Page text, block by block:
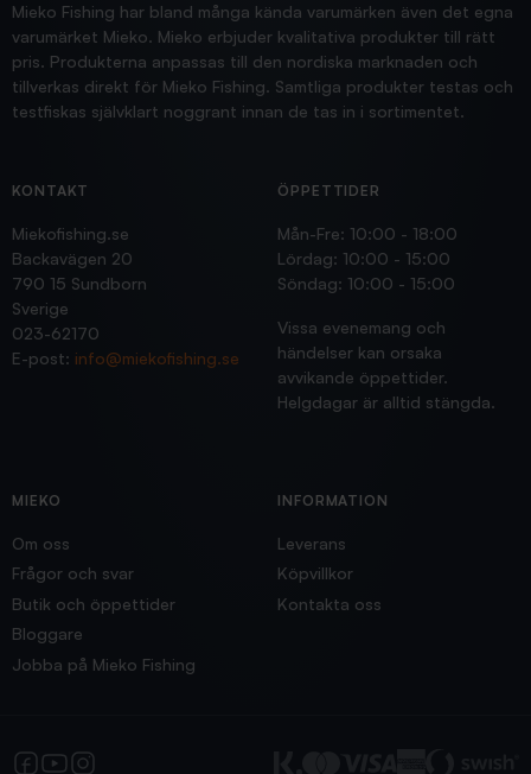
Mieko Fishing har bland många kända varumärken även det egna
varumärket Mieko. Mieko erbjuder kvalitativa produkter till rätt
pris. Produkterna anpassas till den nordiska marknaden och
tillverkas direkt för Mieko Fishing. Samtliga produkter testas och
testfiskas självklart noggrant innan de tas in i sortimentet.
KONTAKT
Miekofishing.se
Backavägen 20
790 15 Sundborn
Sverige
023-62170
E-post: info@miekofishing.se
ÖPPETTIDER
Mån-Fre: 10:00 - 18:00
Lördag: 10:00 - 15:00
Söndag: 10:00 - 15:00
Vissa evenemang och
händelser kan orsaka
avvikande öppettider.
Helgdagar är alltid stängda.
MIEKO
Om oss
Frågor och svar
Butik och öppettider
Bloggare
Jobba på Mieko Fishing
INFORMATION
Leverans
Köpvillkor
Kontakta oss